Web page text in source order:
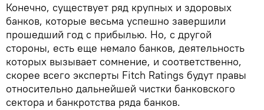
Конечно, существует ряд крупных и здоровых
банков, которые весьма успешно завершили
прошедший год с прибылью. Но, с другой
стороны, есть еще немало банков, деятельность
которых вызывает сомнение, и соответственно,
скорее всего эксперты Fitch Ratings будут правы
относительно дальнейшей чистки банковского
сектора и банкротства ряда банков.